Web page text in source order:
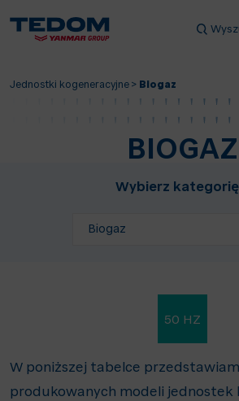
Jednostki kogeneracyjne > Biogaz
BIOGAZ
Wybierz
Biogaz
50 HZ
W poniższej tabelce
produkowanych modeli jednostek